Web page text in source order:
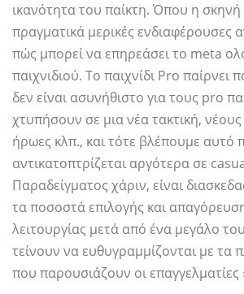
ικανότητα του παίκτη. Όπου η
πραγματικά μερικές ενδιαφέρουσες
πώς μπορεί να επηρεάσει το meta
παιχνιδιού. Το παιχνίδι Pro παίρνει
δεν είναι ασυνήθιστο για τους pro
χτυπήσουν σε μια νέα τακτική,
ήρωες κλπ., και τότε βλέπουμε αυτό
αντικατοπτρίζεται αργότερα σε
Παραδείγματος χάριν, είναι
τα ποσοστά επιλογής και
λειτουργίας μετά από ένα μεγάλο
τείνουν να ευθυγραμμίζονται με τα
που παρουσιάζουν οι επαγγελματίες